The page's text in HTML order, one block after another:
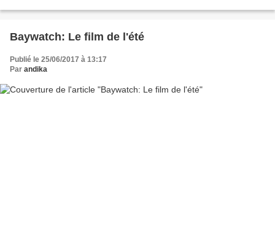
Baywatch: Le film de l'été
Publié le 25/06/2017 à 13:17
Par andika